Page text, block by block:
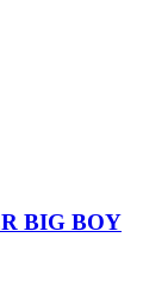
BIG BOY